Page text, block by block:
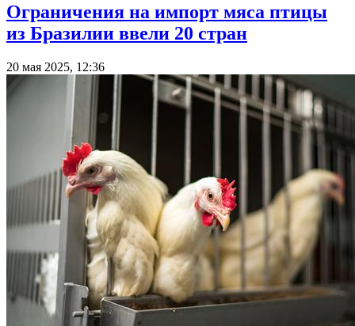
Ограничения на импорт мяса птицы
из Бразилии ввели 20 стран
20 мая 2025, 12:36